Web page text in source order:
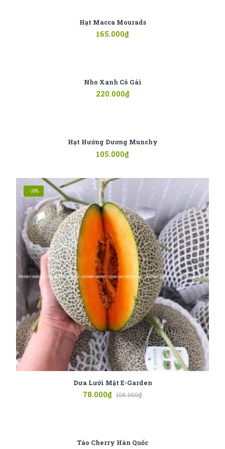
Hạt Macca Mourads
165.000₫
Nho Xanh Cô Gái
220.000₫
Hạt Hướng Dương Munchy
105.000₫
-28%
Dưa Lưới Mật E-Garden
108.000₫
78.000₫
Táo Cherry Hàn Quốc